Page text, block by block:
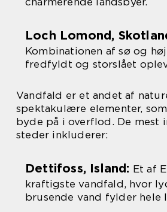
Loch Lomond,
Kombinationen af sø og
fredfyldt og storslået
Vandfald er et andet af
spektakulære elementer,
byde på i overflod. De mest
steder inkluderer:
Dettifoss, Island: Et af
kraftigste vandfald, hvor
brusende vand fylder hele